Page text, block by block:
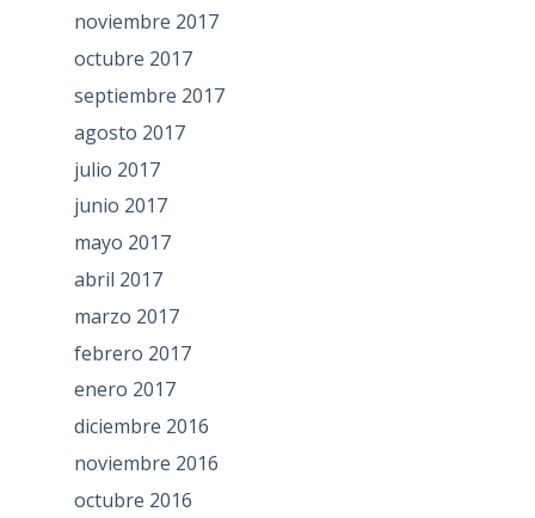
noviembre 2017
octubre 2017
septiembre 2017
agosto 2017
julio 2017
junio 2017
mayo 2017
abril 2017
marzo 2017
febrero 2017
enero 2017
diciembre 2016
noviembre 2016
octubre 2016